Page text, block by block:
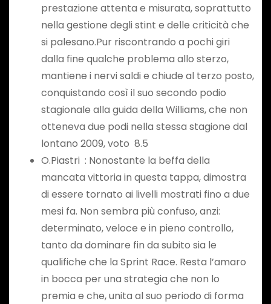
prestazione attenta e misurata, soprattutto
nella gestione degli stint e delle criticità che
si palesano.Pur riscontrando a pochi giri
dalla fine qualche problema allo sterzo,
mantiene i nervi saldi e chiude al terzo posto,
conquistando così il suo secondo podio
stagionale alla guida della Williams, che non
otteneva due podi nella stessa stagione dal
lontano 2009, voto 8.5
O.Piastri : Nonostante la beffa della
mancata vittoria in questa tappa, dimostra
di essere tornato ai livelli mostrati fino a due
mesi fa. Non sembra più confuso, anzi:
determinato, veloce e in pieno controllo,
tanto da dominare fin da subito sia le
qualifiche che la Sprint Race. Resta l’amaro
in bocca per una strategia che non lo
premia e che, unita al suo periodo di forma